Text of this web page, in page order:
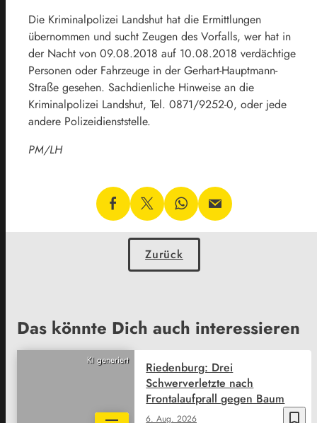
Die Kriminalpolizei Landshut hat die Ermittlungen
übernommen und sucht Zeugen des Vorfalls, wer hat in
der Nacht von 09.08.2018 auf 10.08.2018 verdächtige
Personen oder Fahrzeuge in der Gerhart-Hauptmann-
Straße gesehen. Sachdienliche Hinweise an die
Kriminalpolizei Landshut, Tel. 0871/9252-0, oder jede
andere Polizeidienststelle.
PM/LH
Zurück
Das könnte Dich auch interessieren
KI generiert
bookmark_border
6. Aug. 2026
Riedenburg: Drei
Schwerverletzte nach
Frontalaufprall gegen Baum